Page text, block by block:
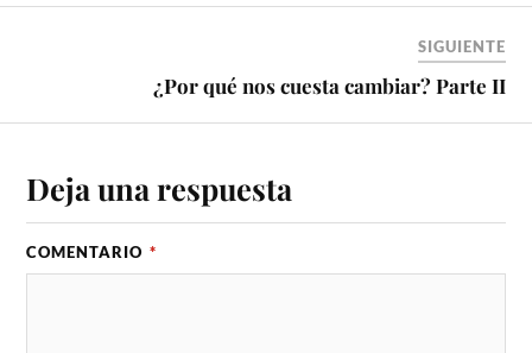
SIGUIENTE
¿Por qué nos cuesta cambiar? Parte II
Deja una respuesta
COMENTARIO *